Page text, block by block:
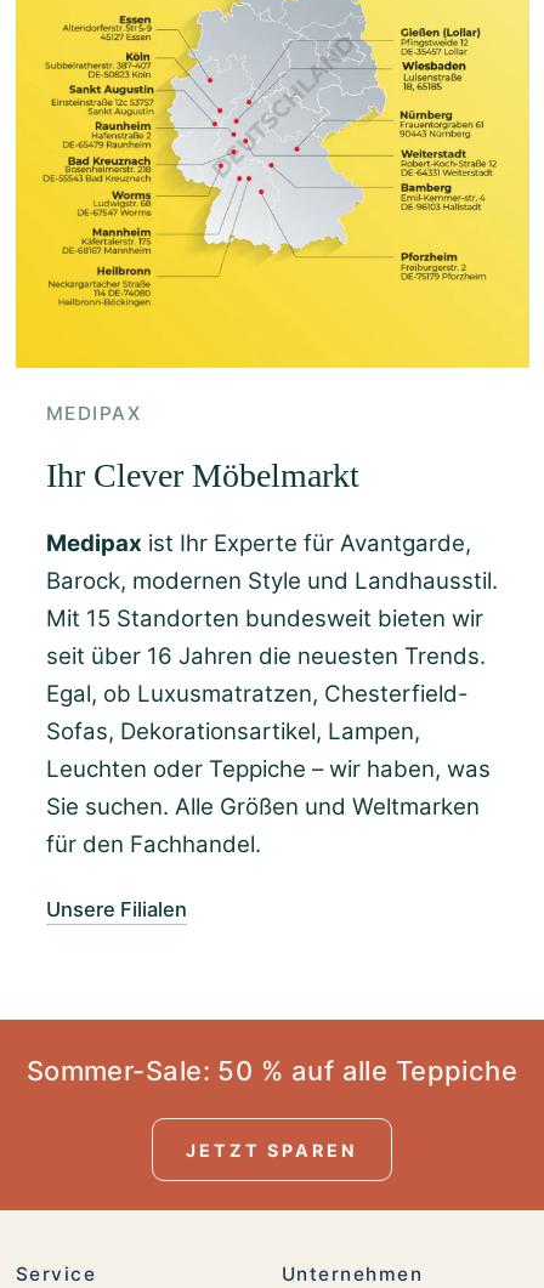
MEDIPAX
Ihr Clever Möbelmarkt
Medipax ist Ihr Experte für Avantgarde,
Barock, modernen Style und Landhausstil.
Mit 15 Standorten bundesweit bieten wir
seit über 16 Jahren die neuesten Trends.
Egal, ob Luxusmatratzen, Chesterfield-
Sofas, Dekorationsartikel, Lampen,
Leuchten oder Teppiche – wir haben, was
Sie suchen. Alle Größen und Weltmarken
für den Fachhandel.
Unsere Filialen
Sommer-Sale: 50 % auf alle Teppiche
JETZT SPAREN
Service Unternehmen